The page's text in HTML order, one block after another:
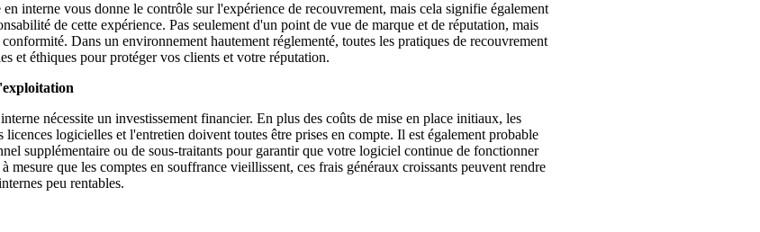
interne vous donne le contrôle sur l'expérience de recouvrement, mais cela signifie également
de cette expérience. Pas seulement d'un point de vue de marque et de réputation, mais
conformité. Dans un environnement hautement réglementé, toutes les pratiques de recouvrement
et éthiques pour protéger vos clients et votre réputation.
nécessite un investissement financier. En plus des coûts de mise en place initiaux, les
licences logicielles et l'entretien doivent toutes être prises en compte. Il est également probable
supplémentaire ou de sous-traitants pour garantir que votre logiciel continue de fonctionner
mesure que les comptes en souffrance vieillissent, ces frais généraux croissants peuvent rendre
peu rentables.